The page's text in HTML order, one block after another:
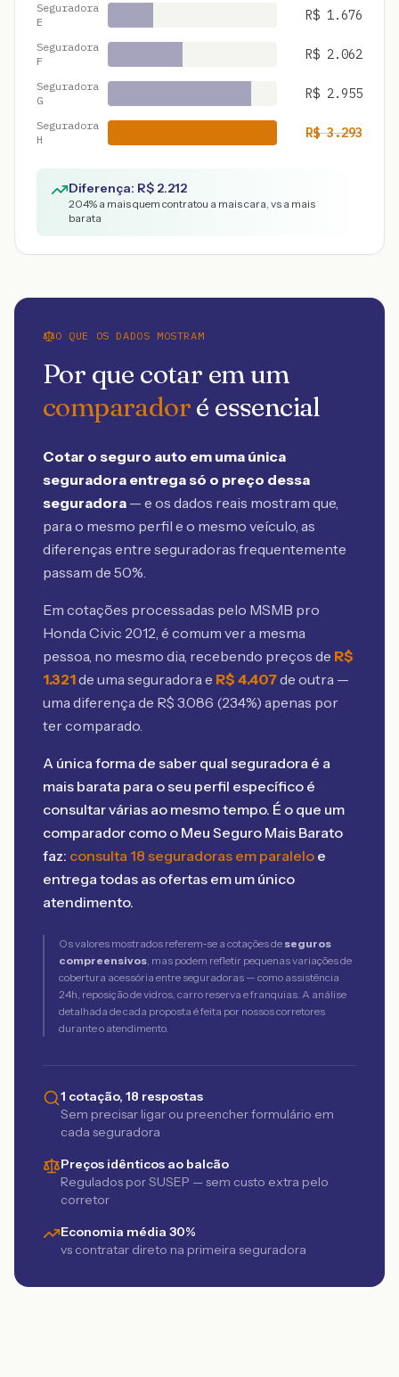
Seguradora
E
R$ 1.676
Seguradora
F
R$ 2.062
Seguradora
G
R$ 2.955
Seguradora
H
R$3.293
Diferença: R$ 2.212
204% a mais quem contratou a mais cara, vs a mais
barata
O QUE OS DADOS MOSTRAM
Por que cotar em um
comparadoré essencial
Cotar o seguro auto em uma única
seguradora entrega só o preço dessa
seguradora — e os dados reais mostram que,
para o mesmo perfil e o mesmo veículo, as
diferenças entre seguradoras frequentemente
passam de 50%.
Em cotações processadas pelo MSMB pro
Honda Civic 2012, é comum ver a mesma
pessoa, no mesmo dia, recebendo preços de R$
1.321de uma seguradora e R$ 4.407de outra —
uma diferença de R$ 3.086 (234%) apenas por
ter comparado.
A única forma de saber qual seguradora é a
mais barata para o seu perfil específico é
consultar várias ao mesmo tempo. É o que um
comparador como o Meu Seguro Mais Barato
faz: consulta 18 seguradoras em paralelo e
entrega todas as ofertas em um único
atendimento.
Os valores mostrados referem-se a cotações de seguros
compreensivos, mas podem refletir pequenas variações de
cobertura acessória entre seguradoras — como assistência
24h, reposição de vidros, carro reserva e franquias. A análise
detalhada de cada proposta é feita por nossos corretores
durante o atendimento.
1 cotação, 18 respostas
Sem precisar ligar ou preencher formulário em
cada seguradora
Preços idênticos ao balcão
Regulados por SUSEP — sem custo extra pelo
corretor
Economia média 30%
vs contratar direto na primeira seguradora